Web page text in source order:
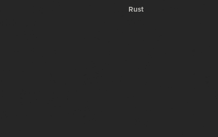
Rust